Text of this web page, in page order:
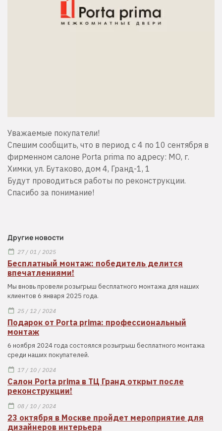
Уважаемые покупатели!
Спешим сообщить, что в период с 4 по 10 сентября в
фирменном салоне Porta prima по адресу: МО, г.
Химки, ул. Бутаково, дом 4, Гранд-1, 1
Будут проводиться работы по реконструкции.
Спасибо за понимание!
Другие новости
27 / 01 / 2025
Бесплатный монтаж: победитель делится
впечатлениями!
Мы вновь провели розыгрыш бесплатного монтажа для наших
клиентов 6 января 2025 года.
25 / 12 / 2024
Подарок от Porta prima: профессиональный
монтаж
6 ноября 2024 года состоялся розыгрыш бесплатного монтажа
среди наших покупателей.
17 / 10 / 2024
Салон Porta prima в ТЦ Гранд открыт после
реконструкции!
08 / 10 / 2024
23 октября в Москве пройдет мероприятие для
дизайнеров интерьера